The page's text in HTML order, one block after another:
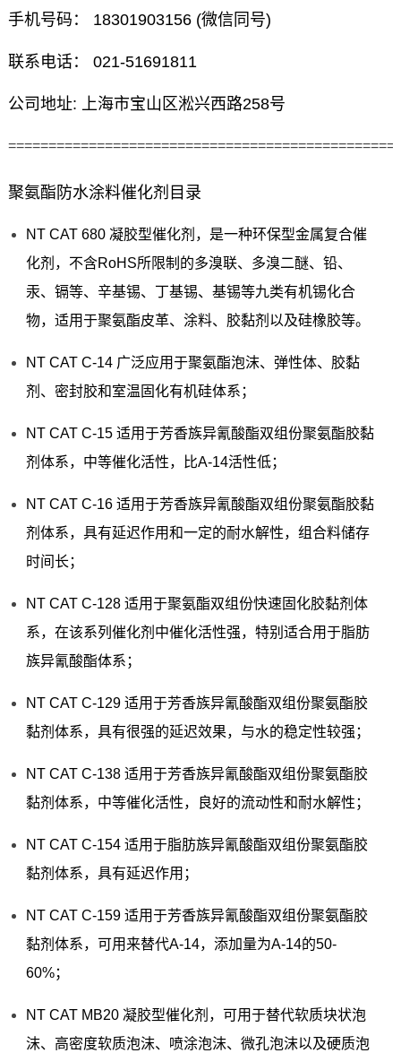
手机号码： 18301903156 (微信同号)
联系电话： 021-51691811
公司地址: 上海市宝山区淞兴西路258号
聚氨酯防水涂料催化剂目录
NT CAT 680 凝胶型催化剂，是一种环保型金属复合催
化剂，不含RoHS所限制的多溴联、多溴二醚、铅、
汞、镉等、辛基锡、丁基锡、基锡等九类有机锡化合
物，适用于聚氨酯皮革、涂料、胶黏剂以及硅橡胶等。
NT CAT C-14 广泛应用于聚氨酯泡沫、弹性体、胶黏
剂、密封胶和室温固化有机硅体系；
NT CAT C-15 适用于芳香族异氰酸酯双组份聚氨酯胶黏
剂体系，中等催化活性，比A-14活性低；
NT CAT C-16 适用于芳香族异氰酸酯双组份聚氨酯胶黏
剂体系，具有延迟作用和一定的耐水解性，组合料储存
时间长；
NT CAT C-128 适用于聚氨酯双组份快速固化胶黏剂体
系，在该系列催化剂中催化活性强，特别适合用于脂肪
族异氰酸酯体系；
NT CAT C-129 适用于芳香族异氰酸酯双组份聚氨酯胶
黏剂体系，具有很强的延迟效果，与水的稳定性较强；
NT CAT C-138 适用于芳香族异氰酸酯双组份聚氨酯胶
黏剂体系，中等催化活性，良好的流动性和耐水解性；
NT CAT C-154 适用于脂肪族异氰酸酯双组份聚氨酯胶
黏剂体系，具有延迟作用；
NT CAT C-159 适用于芳香族异氰酸酯双组份聚氨酯胶
黏剂体系，可用来替代A-14，添加量为A-14的50-
60%；
NT CAT MB20 凝胶型催化剂，可用于替代软质块状泡
沫、高密度软质泡沫、喷涂泡沫、微孔泡沫以及硬质泡